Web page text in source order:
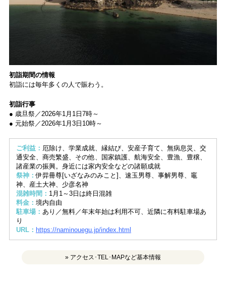
初詣期間の情報
初詣には毎年多くの人で賑わう。
初詣行事
● 歳旦祭／2026年1月1日7時～
● 元始祭／2026年1月3日10時～
ご利益： 厄除け、学業成就、縁結び、安産子育て、無病息災、交
通安全、商売繁盛、その他、国家鎮護、航海安全、豊漁、豊穣、
諸産業の振興。身近には家内安全などの諸願成就
祭神：伊弉冊尊[いざなみのみこと]、速玉男尊、事解男尊、竈
神、産土大神、少彦名神
混雑時間： 1月1～3日は終日混雑
料金： 境内自由
駐車場： あり／無料／年末年始は利用不可、近隣に有料駐車場あ
り
URL： https://naminouegu.jp/index.html
» アクセス･TEL･MAPなど基本情報